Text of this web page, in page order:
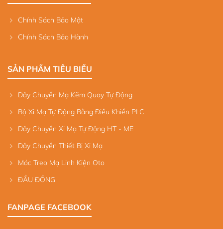
Chính Sách Bảo Mật
Chính Sách Bảo Hành
SẢN PHẨM TIÊU BIỂU
Dây Chuyền Mạ Kẽm Quay Tự Động
Bộ Xi Mạ Tự Động Bằng Điều Khiển PLC
Dây Chuyền Xi Mạ Tự Động HT - ME
Dây Chuyền Thiết Bị Xi Mạ
Móc Treo Mạ Linh Kiện Oto
ĐẦU ĐỒNG
FANPAGE FACEBOOK